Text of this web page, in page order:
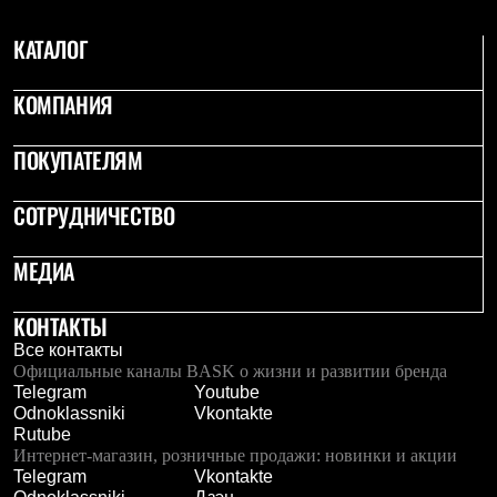
Уход за обувью
Аксессуары
Головные уборы
Шапки
Кепки и бейсболки
Повязки
Панамы
Перчатки и рукавицы
Перчатки
Рукавицы
Полезные аксессуары
Брелки
Ремни
Шевроны
Опушки
Термоковрики
Уход за одеждой
В Арктику
Коллекции
КАТАЛОГ
КОМПАНИЯ
ПОКУПАТЕЛЯМ
СОТРУДНИЧЕСТВО
МЕДИА
КОНТАКТЫ
Все контакты
Официальные каналы BASK о жизни и развитии бренда
Telegram
Youtube
Odnoklassniki
Vkontakte
Rutube
Интернет-магазин, розничные продажи: новинки и акции
Telegram
Vkontakte